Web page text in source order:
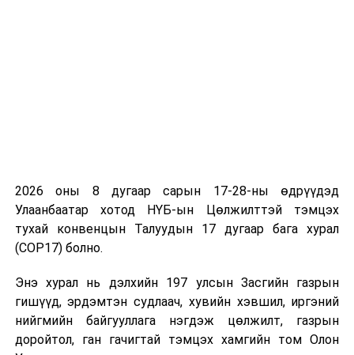
2026 оны 8 дугаар сарын 17-28-ны өдрүүдэд
Улаанбаатар хотод НҮБ-ын Цөлжилттэй тэмцэх
тухай конвенцын Талуудын 17 дугаар бага хурал
(COP17) болно.
Энэ хурал нь дэлхийн 197 улсын Засгийн газрын
гишүүд, эрдэмтэн судлаач, хувийн хэвшил, иргэний
нийгмийн байгууллага нэгдэж цөлжилт, газрын
доройтол, ган гачигтай тэмцэх хамгийн том Олон